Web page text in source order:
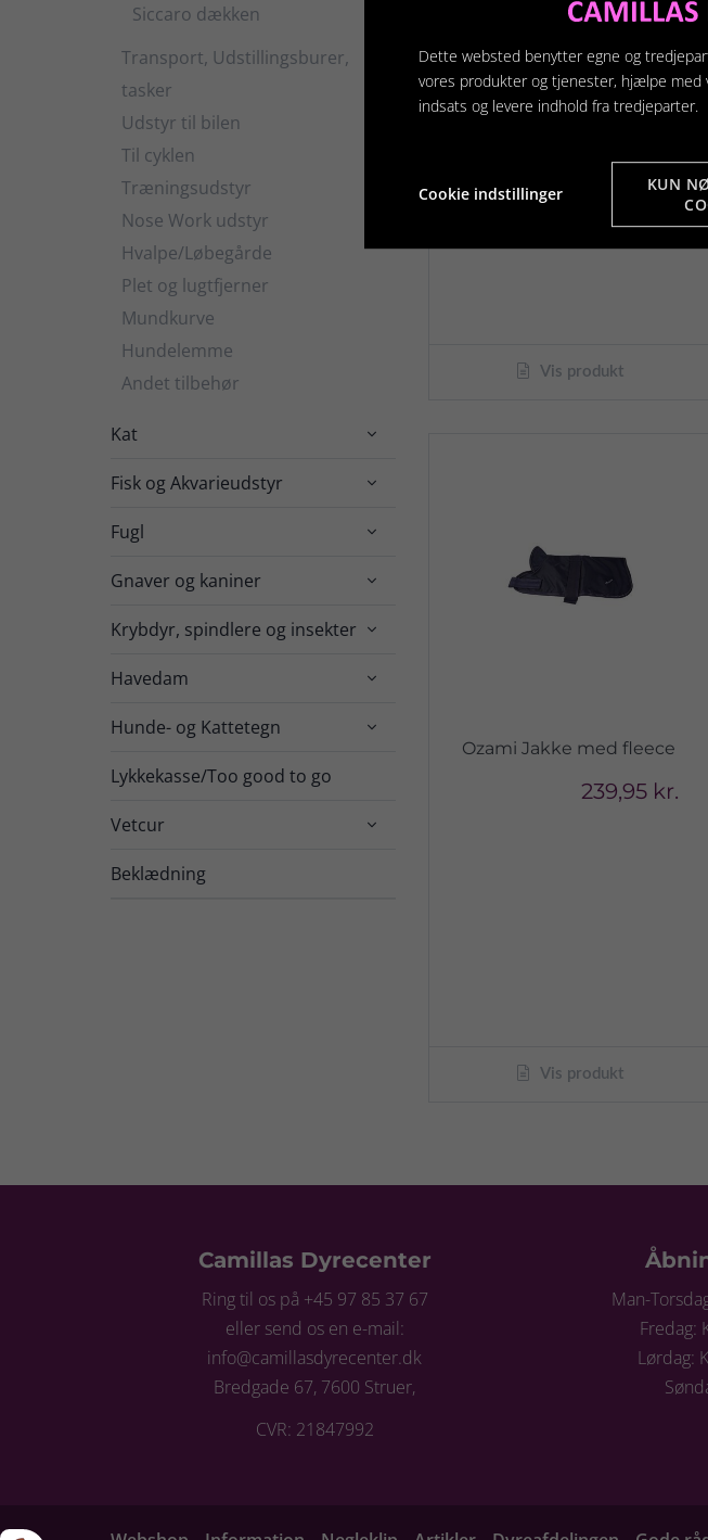
Siccaro dækken
Transport, Udstillingsburer,
tasker
Udstyr til bilen
Til cyklen
Træningsudstyr
Nose Work udstyr
Hvalpe/Løbegårde
Plet og lugtfjerner
Mundkurve
Hundelemme
Andet tilbehør
Kat 
Fisk og Akvarieudstyr 
Fugl 
Gnaver og kaniner 
Krybdyr, spindlere og insekter 
Havedam 
Hunde- og Kattetegn 
Lykkekasse/Too good to go
Vetcur 
Beklædning
Trixie Arlay hundefrakke
229,95 kr.
Vis produkt
Ozami Jakke med fleece
239,95 kr.
Vis produkt
Camillas Dyrecenter
Ring til os på +45 97 85 37 67
eller send os en e-mail:
info@camillasdyrecenter.dk
Bredgade 67, 7600 Struer,
CVR: 21847992
Man-
Fredag:
Lørdag:
Dette websted benytter egne og
vores produkter og tjenester, hjælpe med
indsats og levere indhold fra tredjeparter.
Cookie indstillinger
KUN